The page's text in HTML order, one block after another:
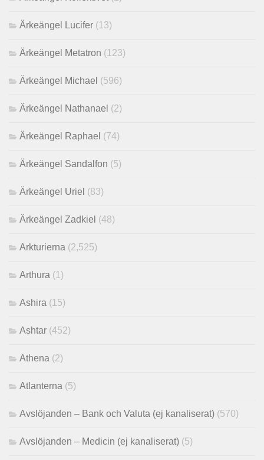
Ärkeängel Lucifer (13)
Ärkeängel Metatron (123)
Ärkeängel Michael (596)
Ärkeängel Nathanael (2)
Ärkeängel Raphael (74)
Ärkeängel Sandalfon (5)
Ärkeängel Uriel (83)
Ärkeängel Zadkiel (48)
Arkturierna (2,525)
Arthura (1)
Ashira (15)
Ashtar (452)
Athena (2)
Atlanterna (5)
Avslöjanden – Bank och Valuta (ej kanaliserat) (570)
Avslöjanden – Medicin (ej kanaliserat) (5)